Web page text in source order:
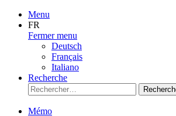
Menu
FR
Fermer menu
Deutsch
Français
Italiano
Recherche
Mémo